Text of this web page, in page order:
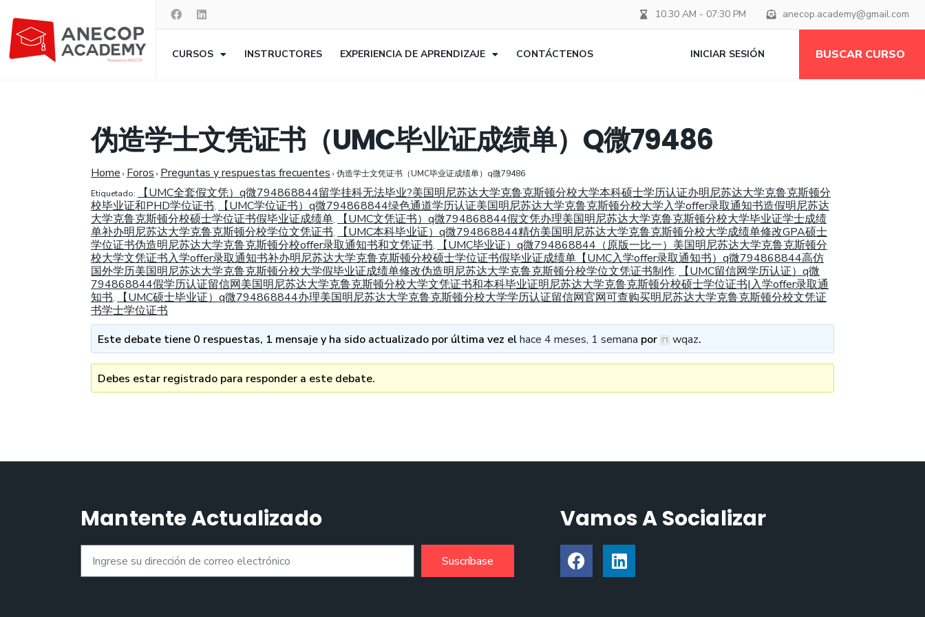
10.30 AM - 07:30 PM anecop.academy@gmail.com
CURSOS INSTRUCTORES EXPERIENCIA DE APRENDIZAJE CONTÁCTENOS INICIAR SESIÓN BUSCAR CURSO
伪造学士文凭证书（UMC毕业证成绩单）Q微79486
Home › Foros › Preguntas y respuestas frecuentes › 伪造学士文凭证书（UMC毕业证成绩单）q微79486
Etiquetado:
【UMC全套假文凭）q微794868844留学挂科无法毕业?美国明尼苏达大学克鲁克斯顿分校大学本科硕士学历认证办明尼苏达大学克鲁克斯顿分
校毕业证和PHD学位证书,
【UMC学位证书）q微794868844绿色通道学历认证美国明尼苏达大学克鲁克斯顿分校大学入学offer录取通知书造假明尼苏达
大学克鲁克斯顿分校硕士学位证书假毕业证成绩单,
【UMC文凭证书）q微794868844假文凭办理美国明尼苏达大学克鲁克斯顿分校大学毕业证学士成绩
单补办明尼苏达大学克鲁克斯顿分校学位文凭证书,
【UMC本科毕业证）q微794868844精仿美国明尼苏达大学克鲁克斯顿分校大学成绩单修改GPA硕士
学位证书伪造明尼苏达大学克鲁克斯顿分校offer录取通知书和文凭证书,
【UMC毕业证）q微794868844（原版一比一）美国明尼苏达大学克鲁克斯顿分
校大学文凭证书入学offer录取通知书补办明尼苏达大学克鲁克斯顿分校硕士学位证书假毕业证成绩单【UMC入学offer录取通知书）q微794868844高仿
国外学历美国明尼苏达大学克鲁克斯顿分校大学假毕业证成绩单修改伪造明尼苏达大学克鲁克斯顿分校学位文凭证书制作,
【UMC留信网学历认证）q微
794868844假学历认证留信网美国明尼苏达大学克鲁克斯顿分校大学文凭证书和本科毕业证明尼苏达大学克鲁克斯顿分校硕士学位证书|入学offer录取通
知书,
【UMC硕士毕业证）q微794868844办理美国明尼苏达大学克鲁克斯顿分校大学学历认证留信网官网可查购买明尼苏达大学克鲁克斯顿分校文凭证
书学士学位证书
Este debate tiene 0 respuestas, 1 mensaje y ha sido actualizado por última vez elhace 4 meses, 1 semana por wqaz.
Debes estar registrado para responder a este debate.
Mantente Actualizado
Suscríbase
Vamos A Socializar